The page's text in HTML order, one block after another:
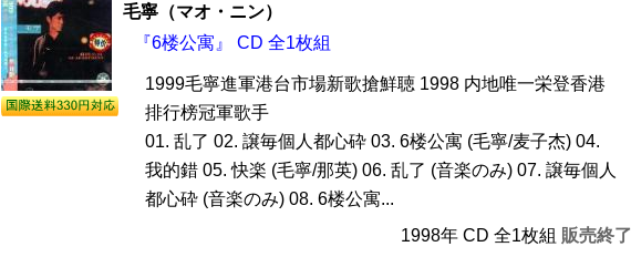
毛寧（マオ・ニン）
『6楼公寓』 CD 全1枚組
1999毛寧進軍港台市場新歌搶鮮聴 1998 内地唯一栄登香港
排行榜冠軍歌手
01. 乱了 02. 譲毎個人都心砕 03. 6楼公寓 (毛寧/麦子杰) 04.
我的錯 05. 快楽 (毛寧/那英) 06. 乱了 (音楽のみ) 07. 譲毎個人
都心砕 (音楽のみ) 08. 6楼公寓...
1998年 CD 全1枚組 販売終了